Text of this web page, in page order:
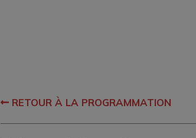
RETOUR À LA PROGRAMMATION